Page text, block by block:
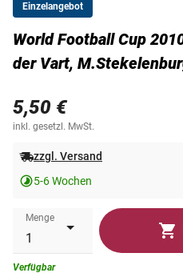
Einzelangebot
World Football Cup
der Vart,
5,50 €
inkl. gesetzl. MwSt.
zzgl. Versand
5-6 Wochen
Menge
Verfügbar